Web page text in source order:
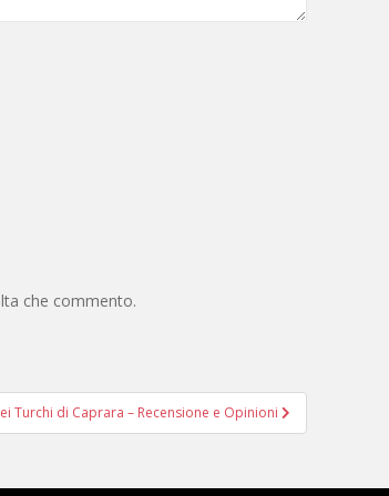
che commento.
Turchi di Caprara – Recensione e Opinioni